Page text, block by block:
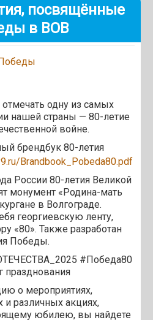
посвящённые
в ВОВ
одну из самых
нашей страны — 80-летие
войне.
брендбук 80-летия
Brandbook_Pobeda80.pdf
России 80-летия Великой
монумент «Родина-мать
в Волгограде.
георгиевскую ленту,
«80». Также разработан
Победы.
#Победа80
празднования
о мероприятиях,
и различных акциях,
юбилею, вы найдете